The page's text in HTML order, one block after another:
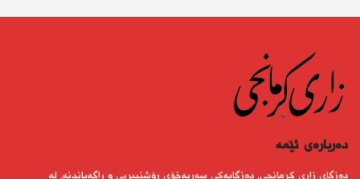
دەربارەى ئێمە